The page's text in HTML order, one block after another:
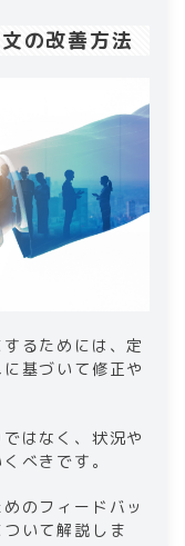
の改善方法​
るためには、定
基づいて修正や
はなく、状況や
べきです。
のフィードバッ
いて解説しま